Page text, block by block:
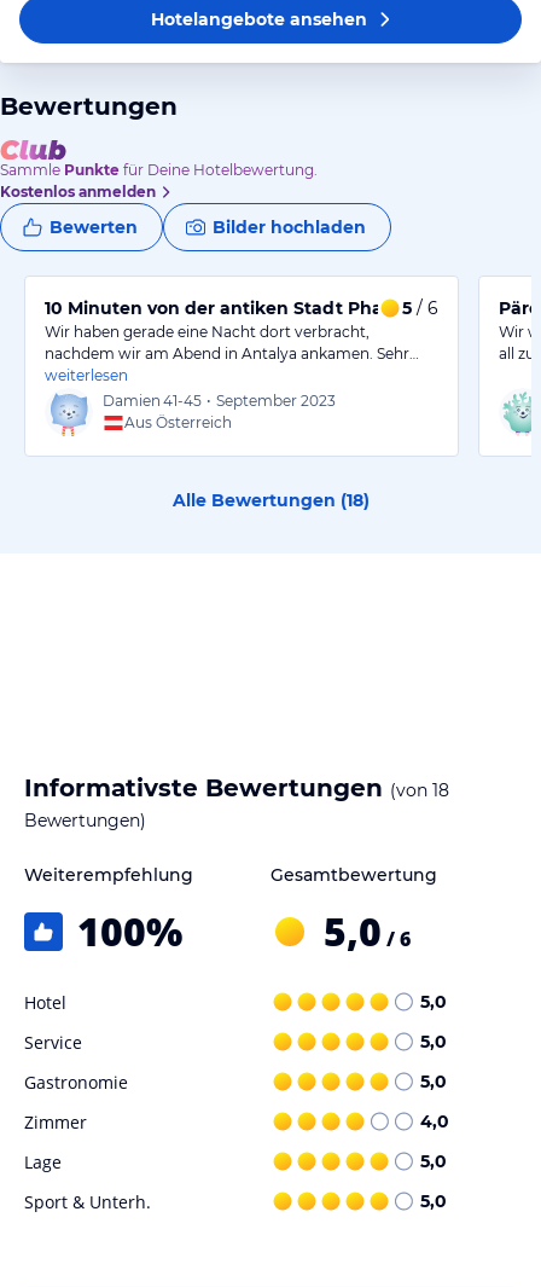
Hotelangeboteansehen
Bewertungen
Sammle Punkte für Deine Hotelbewertung.
Kostenlos anmelden
Bewerten Bilder hochladen
10 Minuten von der antiken Stadt Phaselis entfernt
5 / 6
Wir haben gerade eine Nacht dort verbracht,
nachdem wir am Abend in Antalya ankamen. Sehr…
weiterlesen
Damien 41-45 • September 2023
Aus Österreich
Wir
all zu
Alle Bewertungen (18)
Informativste Bewertungen (von 18
Bewertungen)
Weiterempfehlung
100%
Gesamtbewertung
5,0 / 6
Hotel 5,0
Service 5,0
Gastronomie 5,0
Zimmer 4,0
Lage 5,0
Sport & Unterh. 5,0